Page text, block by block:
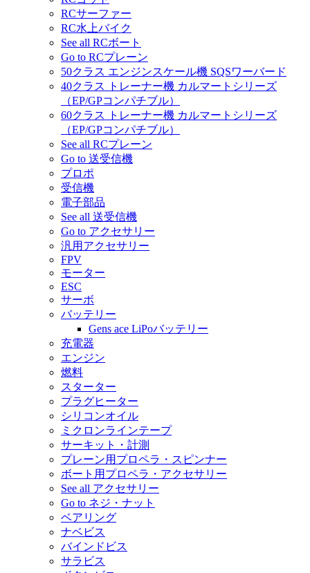
RCサーファー
RC水上バイク
See all RCボート
Go to RCプレーン
50クラス エンジンスケール機 SQSワーバード
40クラス トレーナー機 カルマートシリーズ
（EP/GPコンパチブル）
60クラス トレーナー機 カルマートシリーズ
（EP/GPコンパチブル）
See all RCプレーン
Go to 送受信機
プロポ
受信機
電子部品
See all 送受信機
Go to アクセサリー
汎用アクセサリー
FPV
モーター
ESC
サーボ
バッテリー
Gens ace LiPoバッテリー
充電器
エンジン
燃料
スターター
プラグヒーター
シリコンオイル
ミクロンラインテープ
サーキット・計測
プレーン用プロペラ・スピンナー
ボート用プロペラ・アクセサリー
See all アクセサリー
Go to ネジ・ナット
ベアリング
ナベビス
バインドビス
サラビス